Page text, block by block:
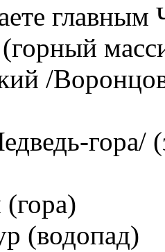
/
гора/
(водопад)